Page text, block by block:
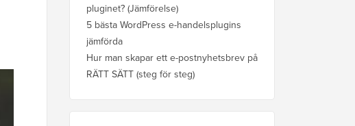
pluginet? (Jämförelse)
5 bästa WordPress e-handelsplugins
jämförda
Hur man skapar ett e-postnyhetsbrev på
RÄTT SÄTT (steg för steg)